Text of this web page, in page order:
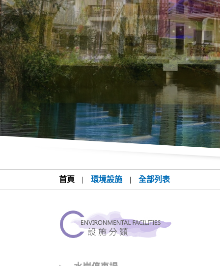
首頁 | 環境設施 | 全部列表